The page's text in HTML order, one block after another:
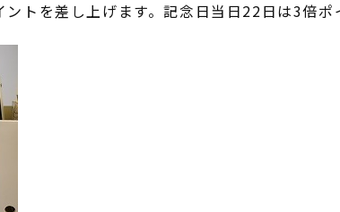
トを差し上げます。記念日当日22日は3倍ポ